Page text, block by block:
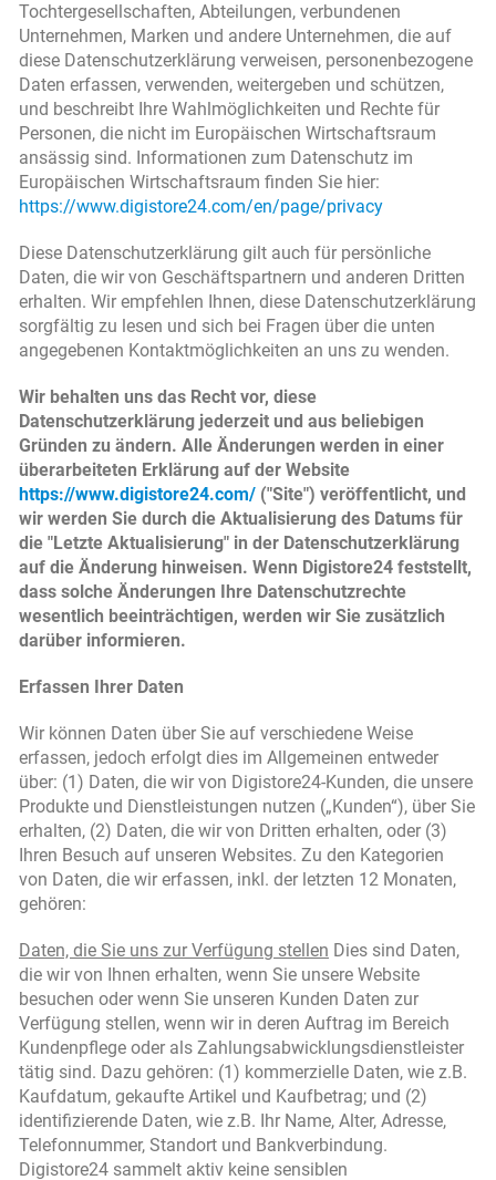
Tochtergesellschaften, Abteilungen, verbundenen
Unternehmen, Marken und andere Unternehmen, die auf
diese Datenschutzerklärung verweisen, personenbezogene
Daten erfassen, verwenden, weitergeben und schützen,
und beschreibt Ihre Wahlmöglichkeiten und Rechte für
Personen, die nicht im Europäischen Wirtschaftsraum
ansässig sind. Informationen zum Datenschutz im
Europäischen Wirtschaftsraum finden Sie hier:
https://www.digistore24.com/en/page/privacy
Diese Datenschutzerklärung gilt auch für persönliche
Daten, die wir von Geschäftspartnern und anderen Dritten
erhalten. Wir empfehlen Ihnen, diese Datenschutzerklärung
sorgfältig zu lesen und sich bei Fragen über die unten
angegebenen Kontaktmöglichkeiten an uns zu wenden.
Wir behalten uns das Recht vor, diese
Datenschutzerklärung jederzeit und aus beliebigen
Gründen zu ändern. Alle Änderungen werden in einer
überarbeiteten Erklärung auf der Website
https://www.digistore24.com/ ("Site") veröffentlicht, und
wir werden Sie durch die Aktualisierung des Datums für
die "Letzte Aktualisierung" in der Datenschutzerklärung
auf die Änderung hinweisen. Wenn Digistore24 feststellt,
dass solche Änderungen Ihre Datenschutzrechte
wesentlich beeinträchtigen, werden wir Sie zusätzlich
darüber informieren.
Erfassen Ihrer Daten
Wir können Daten über Sie auf verschiedene Weise
erfassen, jedoch erfolgt dies im Allgemeinen entweder
über: (1) Daten, die wir von Digistore24-Kunden, die unsere
Produkte und Dienstleistungen nutzen („Kunden“), über Sie
erhalten, (2) Daten, die wir von Dritten erhalten, oder (3)
Ihren Besuch auf unseren Websites. Zu den Kategorien
von Daten, die wir erfassen, inkl. der letzten 12 Monaten,
gehören:
Daten, die Sie uns zur Verfügung stellen Dies sind Daten,
die wir von Ihnen erhalten, wenn Sie unsere Website
besuchen oder wenn Sie unseren Kunden Daten zur
Verfügung stellen, wenn wir in deren Auftrag im Bereich
Kundenpflege oder als Zahlungsabwicklungsdienstleister
tätig sind. Dazu gehören: (1) kommerzielle Daten, wie z.B.
Kaufdatum, gekaufte Artikel und Kaufbetrag; und (2)
identifizierende Daten, wie z.B. Ihr Name, Alter, Adresse,
Telefonnummer, Standort und Bankverbindung.
Digistore24 sammelt aktiv keine sensiblen